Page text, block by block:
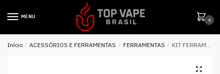
MENU
0
Início / ACESSÓRIOS E FERRAMENTAS / FERRAMENTAS / KIT FERRAMENTA BLACK SMITH – KUKEN